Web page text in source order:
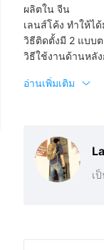
ผลิตใน จีน
เลนส์โค้ง ทำให้ไ
วิธีติดตั้งมี 2 แบบ
วิธีใช้งานด้านหลั
อ่านเพิ่มเติม
เ